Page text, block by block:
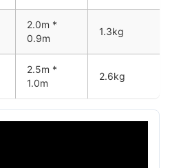
2.0m *
0.9m
1.3kg
2.5m *
1.0m
2.6kg